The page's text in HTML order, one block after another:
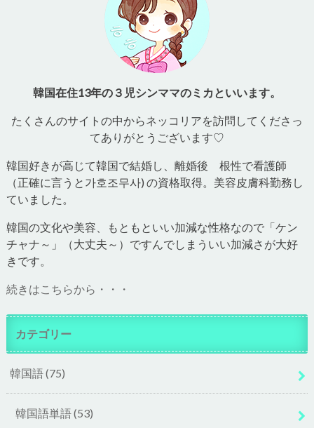
韓国在住13年の３児シンママのミカといいます。
たくさんのサイトの中からネッコリアを訪問してくださっ
てありがとうございます♡
韓国好きが高じて韓国で結婚し、離婚後 根性で看護師
（正確に言うと가호조무사) の資格取得。美容皮膚科勤務し
ていました。
韓国の文化や美容、もともといい加減な性格なので「ケン
チャナ～」（大丈夫～）ですんでしまういい加減さが大好
きです。
続きはこちらから・・・
カテゴリー
韓国語(75)
韓国語単語(53)